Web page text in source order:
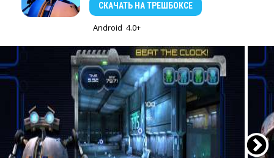
СКАЧАТЬ НА ТРЕШБОКСЕ
Android 4.0+